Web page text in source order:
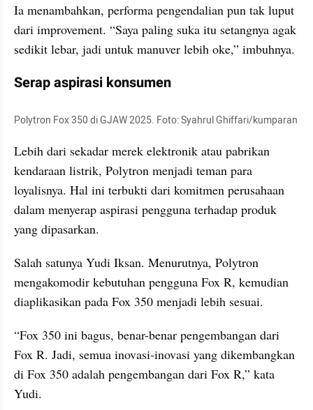
Ia menambahkan, performa pengendalian pun tak luput
dari improvement. “Saya paling suka itu setangnya agak
sedikit lebar, jadi untuk manuver lebih oke,” imbuhnya.
Serap aspirasi konsumen
Polytron Fox 350 di GJAW 2025. Foto: Syahrul Ghiffari/kumparan
Lebih dari sekadar merek elektronik atau pabrikan
kendaraan listrik, Polytron menjadi teman para
loyalisnya. Hal ini terbukti dari komitmen perusahaan
dalam menyerap aspirasi pengguna terhadap produk
yang dipasarkan.
Salah satunya Yudi Iksan. Menurutnya, Polytron
mengakomodir kebutuhan pengguna Fox R, kemudian
diaplikasikan pada Fox 350 menjadi lebih sesuai.
“Fox 350 ini bagus, benar-benar pengembangan dari
Fox R. Jadi, semua inovasi-inovasi yang dikembangkan
di Fox 350 adalah pengembangan dari Fox R,” kata
Yudi.